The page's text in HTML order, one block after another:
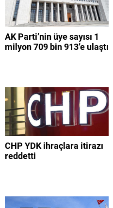
AK Parti’nin üye sayısı 1
milyon 709 bin 913’e ulaştı
CHP YDK ihraçlara itirazı
reddetti